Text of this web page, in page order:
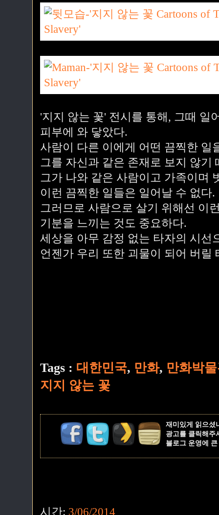
'지지 않는 꽃' 전시를 통해, 그때 일
피부에 와 닿았다.
사람이 다른 이에게 어떤 끔찍한 일
그를 자신과 같은 존재로 보지 않기
그가 나와 같은 사람이고 가족이며
이런 끔찍한 일들은 일어날 수 없다.
그러므로 사람으로 살기 위해선 이
기분을 느끼는 것도 중요하다.
세상을 아무 감정 없는 타자의 시선
언젠가 우리 또한 괴물이 되어 버릴
Tags : 대한민국, 만화, 만화박
지지 않는 꽃
재미있게 읽으셨
광고를 클릭해주
블로그 운영에
시간: 3/06/2014